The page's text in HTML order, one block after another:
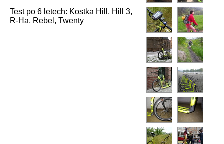
Test po 6 letech: Kostka Hill, Hill 3,
R-Ha, Rebel, Twenty